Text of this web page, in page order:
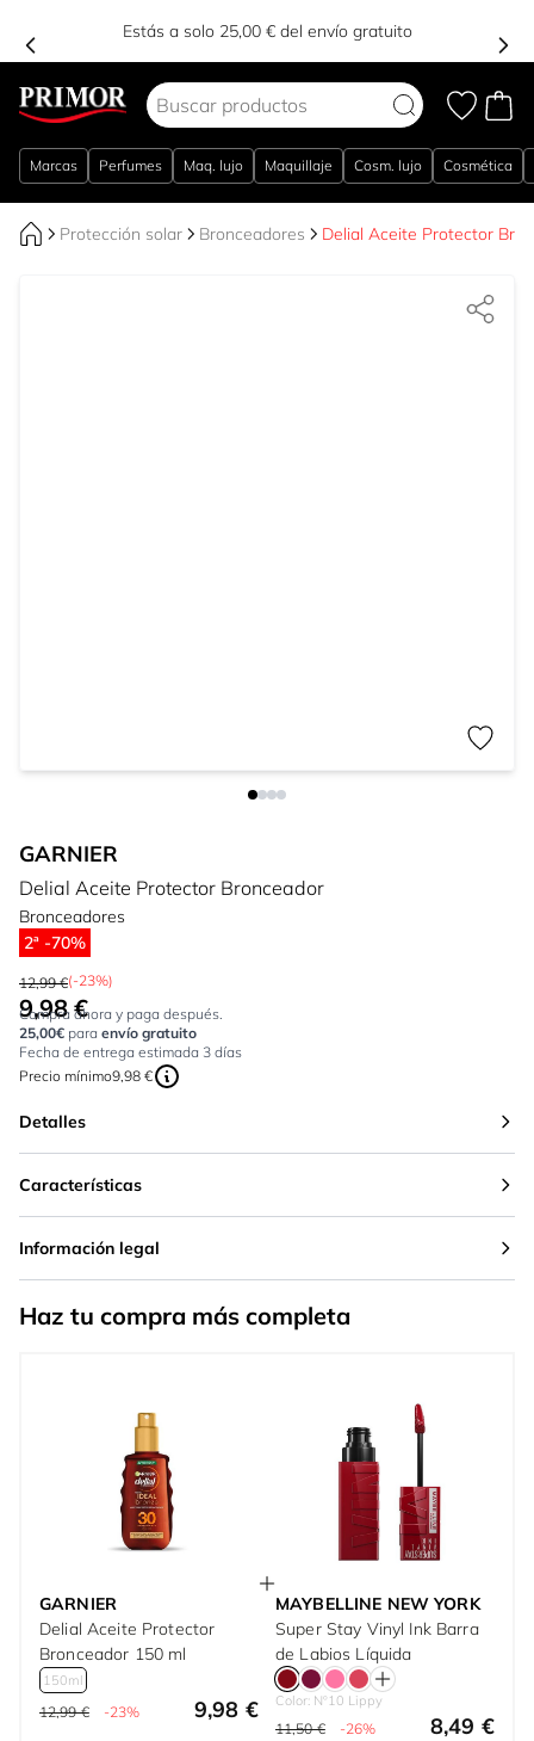
Estás a solo 25,00 € del envío gratuito
Marcas Perfumes Maq. lujo Maquillaje Cosm. lujo Cosmética
Protección solar Bronceadores Delial Aceite Protector
GARNIER
Delial Aceite Protector Bronceador
Bronceadores
2ª -70%
12,99 €(-23%)
Tan bajo como:
9,98 €
Compra ahora y paga después.
25,00€ para envío gratuito
Fecha de entrega estimada 3 días
Precio mínimo9,98 €
Detalles
Características
Información legal
Haz tu compra más completa
GARNIER
Delial Aceite Protector
Bronceador 150 ml
150ml
12,99 € -23% 9,98 €
MAYBELLINE NEW YORK
Super Stay Vinyl Ink Barra
de Labios Líquida
Color: Nº10 Lippy
11,50 € -26% 8,49 €